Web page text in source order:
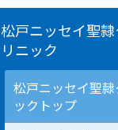
松戸ニッセイ聖隷
リニック
松戸ニッセイ聖隷
ックトップ